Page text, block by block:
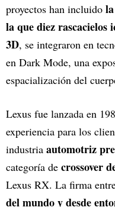
proyectos han incluido
la que diez rascacielos
3D, se integraron en
en Dark Mode, una
espacialización del
Lexus fue lanzada en
experiencia para los
industria automotriz
categoría de crossover
Lexus RX. La firma
del mundo y desde